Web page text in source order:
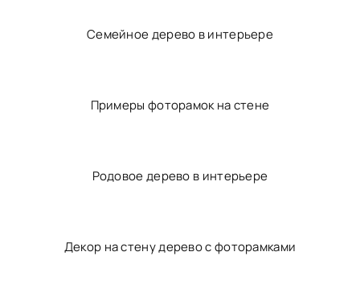
Декор на стену бирюзовый
Украшение на стену в виде дерева
Дерево на стене
Семейное дерево в интерьере